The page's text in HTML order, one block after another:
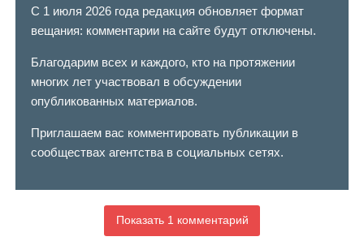
С 1 июля 2026 года редакция обновляет формат
вещания: комментарии на сайте будут отключены.
Благодарим всех и каждого, кто на протяжении
многих лет участвовал в обсуждении
опубликованных материалов.
Приглашаем вас комментировать публикации в
сообществах агентства в социальных сетях.
Показать 1 комментарий